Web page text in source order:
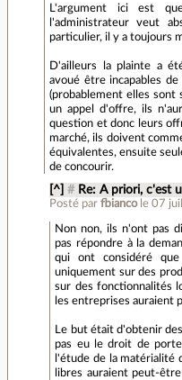
L'argument ici est
l'administrateur veut
particulier, il y a toujours
D'ailleurs la plainte a
avoué être incapables
(probablement elles sont
un appel d'offre, ils
question et donc leurs
marché, ils doivent
équivalentes, ensuite
de concourir.
[^] # Re: A priori, c'est
Posté parfbianco le 07
Non non, ils n'ont pas
pas répondre à la
qui ont considéré
uniquement sur des
sur des fonctionnalités
les entreprises auraient
Le but était d'obtenir
pas eu le droit de
l'étude de la matérialité
libres auraient peut-